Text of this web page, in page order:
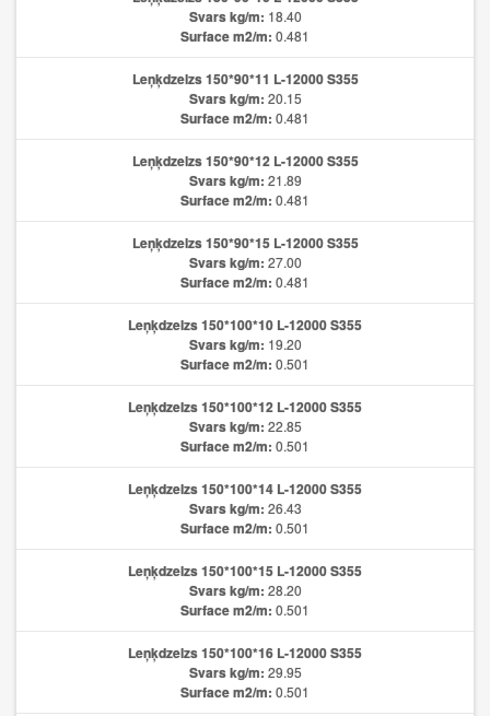
Svars kg/m: 18.40
Surface m2/m: 0.481
Leņķdzelzs 150*90*11 L-12000 S355
Svars kg/m: 20.15
Surface m2/m: 0.481
Leņķdzelzs 150*90*12 L-12000 S355
Svars kg/m: 21.89
Surface m2/m: 0.481
Leņķdzelzs 150*90*15 L-12000 S355
Svars kg/m: 27.00
Surface m2/m: 0.481
Leņķdzelzs 150*100*10 L-12000 S355
Svars kg/m: 19.20
Surface m2/m: 0.501
Leņķdzelzs 150*100*12 L-12000 S355
Svars kg/m: 22.85
Surface m2/m: 0.501
Leņķdzelzs 150*100*14 L-12000 S355
Svars kg/m: 26.43
Surface m2/m: 0.501
Leņķdzelzs 150*100*15 L-12000 S355
Svars kg/m: 28.20
Surface m2/m: 0.501
Leņķdzelzs 150*100*16 L-12000 S355
Svars kg/m: 29.95
Surface m2/m: 0.501